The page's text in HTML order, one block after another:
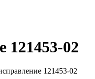
121453-02
121453-02